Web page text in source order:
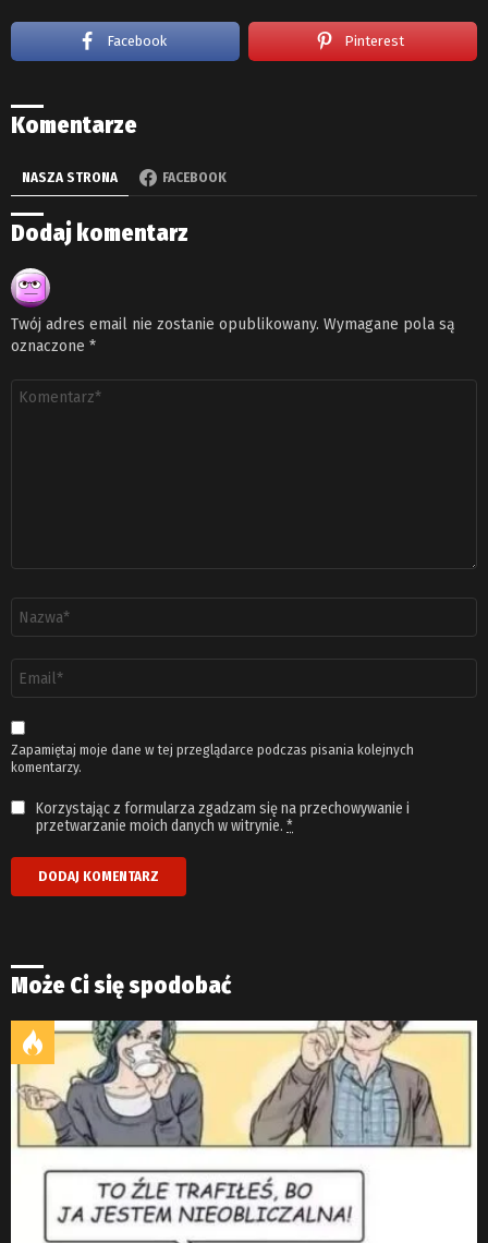
Facebook Pinterest
Komentarze
NASZA STRONA FACEBOOK
Dodaj komentarz
Twój adres email nie zostanie opublikowany. Wymagane pola są
oznaczone *
Komentarz
email
*
Zapamiętaj moje dane w tej przeglądarce podczas pisania kolejnych
komentarzy.
Korzystając z formularza zgadzam się na przechowywanie i
przetwarzanie moich danych w witrynie. *
Może Ci się spodobać